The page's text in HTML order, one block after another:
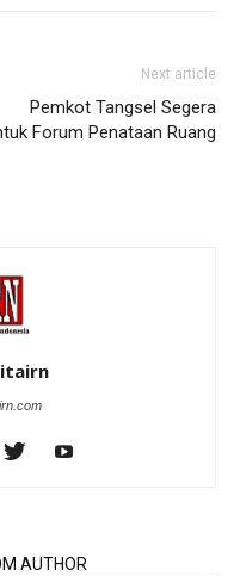
Next article
Pemkot Tangsel Segera
Forum Penataan Ruang
AUTHOR